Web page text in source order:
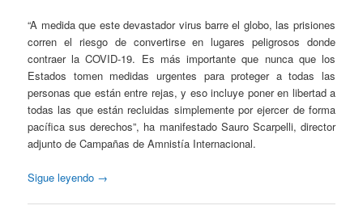
“A medida que este devastador virus barre el globo, las prisiones
corren el riesgo de convertirse en lugares peligrosos donde
contraer la COVID-19. Es más importante que nunca que los
Estados tomen medidas urgentes para proteger a todas las
personas que están entre rejas, y eso incluye poner en libertad a
todas las que están recluidas simplemente por ejercer de forma
pacífica sus derechos”, ha manifestado Sauro Scarpelli, director
adjunto de Campañas de Amnistía Internacional.
Sigue leyendo →